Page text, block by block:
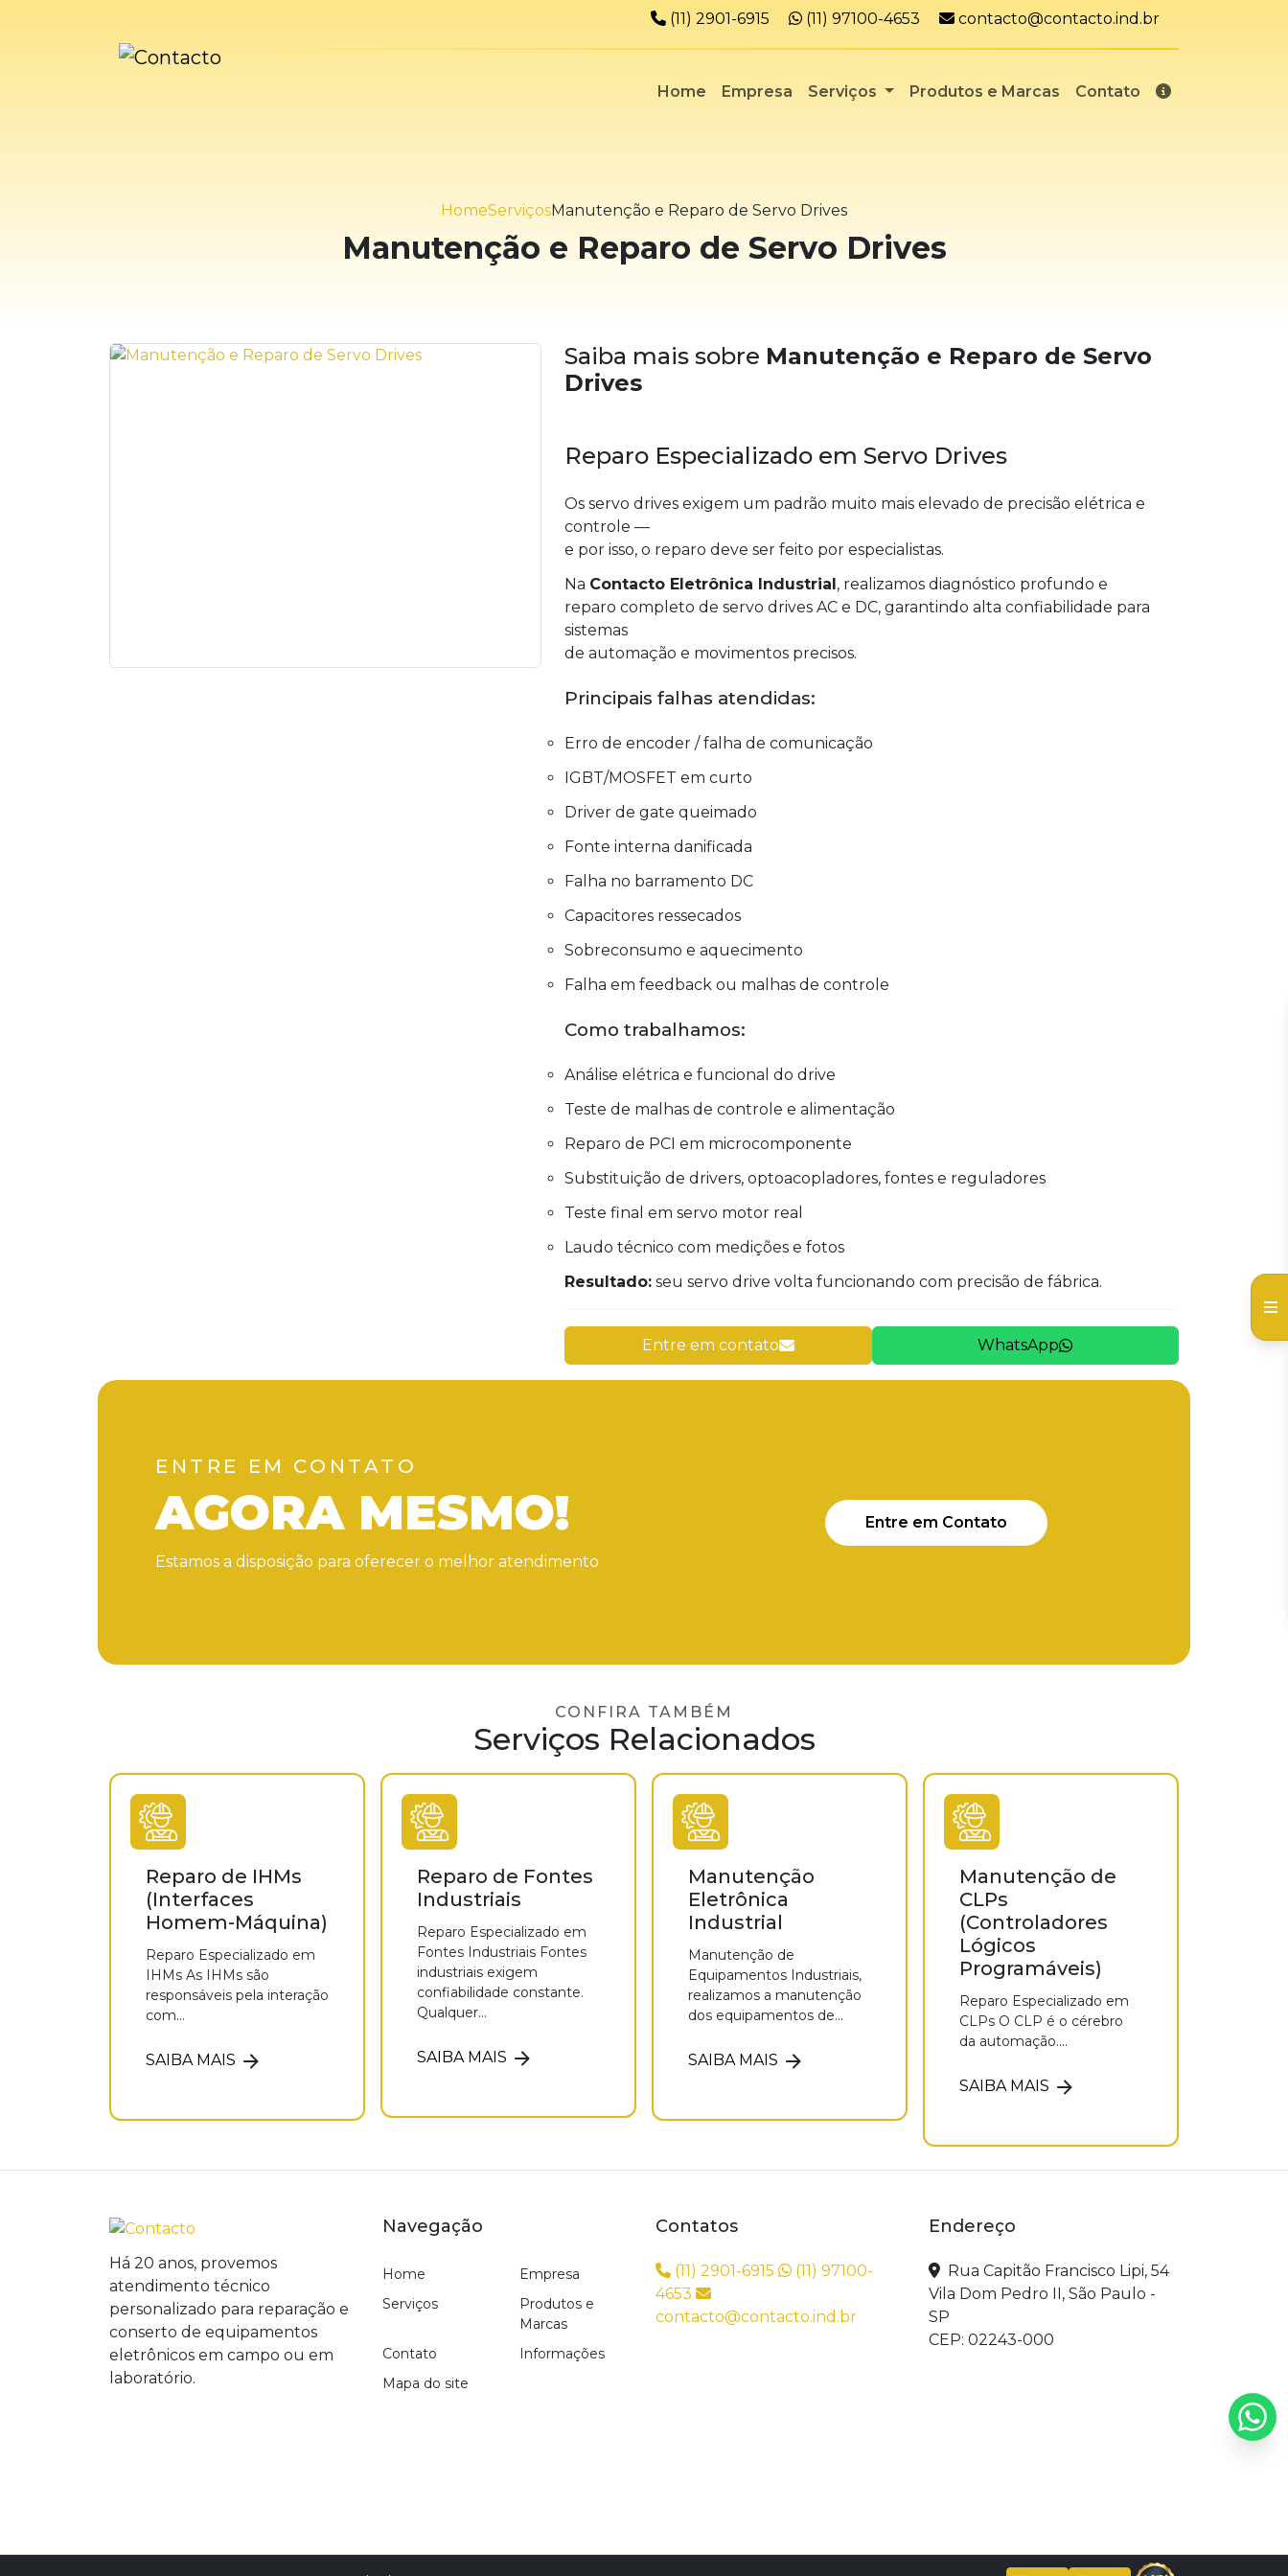
Telefone:
(11) 2901-6915 WhatsApp:
(11) 97100-4653 E-mail:
contacto@contacto.ind.br
Home Empresa Serviços Produtos e Marcas Contato
HomeServiçosManutenção e Reparo de Servo Drives
Manutenção e Reparo de Servo Drives
Saiba mais sobre Manutenção e Reparo de Servo
Drives
Reparo Especializado em Servo Drives
Os servo drives exigem um padrão muito mais elevado de precisão elétrica e
controle —
e por isso, o reparo deve ser feito por especialistas.
Na Contacto Eletrônica Industrial, realizamos diagnóstico profundo e
reparo completo de servo drives AC e DC, garantindo alta confiabilidade para
sistemas
de automação e movimentos precisos.
Principais falhas atendidas:
Erro de encoder / falha de comunicação
IGBT/MOSFET em curto
Driver de gate queimado
Fonte interna danificada
Falha no barramento DC
Capacitores ressecados
Sobreconsumo e aquecimento
Falha em feedback ou malhas de controle
Como trabalhamos:
Análise elétrica e funcional do drive
Teste de malhas de controle e alimentação
Reparo de PCI em microcomponente
Substituição de drivers, optoacopladores, fontes e reguladores
Teste final em servo motor real
Laudo técnico com medições e fotos
Resultado: seu servo drive volta funcionando com precisão de fábrica.
Entre em contato WhatsApp
ENTRE EM CONTATO
AGORA MESMO!
Estamos a disposição para oferecer o melhor atendimento
Entre em Contato
CONFIRA TAMBÉM
Serviços Relacionados
Reparo de IHMs
(Interfaces
Homem-Máquina)
Reparo Especializado em
IHMs As IHMs são
responsáveis pela interação
com...
SAIBA MAIS
Reparo de Fontes
Industriais
Reparo Especializado em
Fontes Industriais Fontes
industriais exigem
confiabilidade constante.
Qualquer...
SAIBA MAIS
Manutenção
Eletrônica
Industrial
Manutenção de
Equipamentos Industriais,
realizamos a manutenção
dos equipamentos de...
SAIBA MAIS
Manutenção de
CLPs
(Controladores
Lógicos
Programáveis)
Reparo Especializado em
CLPs O CLP é o cérebro
da automação....
SAIBA MAIS
Há 20 anos, provemos
atendimento técnico
personalizado para reparação e
conserto de equipamentos
eletrônicos em campo ou em
laboratório.
Navegação
Home
Empresa
Serviços
Produtos e
Marcas
Contato
Informações
Mapa do site
Contatos
(11) 2901-6915
(11) 97100-
4653
contacto@contacto.ind.br
Endereço
Rua Capitão Francisco Lipi, 54
Vila Dom Pedro II, São Paulo -
SP
CEP: 02243-000